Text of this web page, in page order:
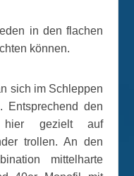
in den flachen
können.
sich im Schleppen
Entsprechend den
hier gezielt auf
trollen. An den
mittelharte